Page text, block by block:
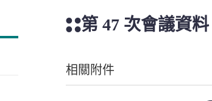
第 47 次會議資料
相關附件